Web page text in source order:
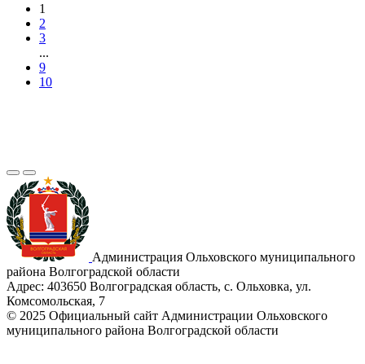
1
2
3
...
9
10
Администрация Ольховского муниципального
района Волгоградской области
Адрес: 403650 Волгоградская область, с. Ольховка, ул.
Комсомольская, 7
© 2025 Официальный сайт Администрации Ольховского
муниципального района Волгоградской области